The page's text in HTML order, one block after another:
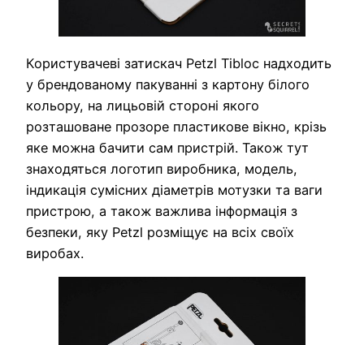
Користувачеві затискач Petzl Tibloc надходить
у брендованому пакуванні з картону білого
кольору, на лицьовій стороні якого
розташоване прозоре пластикове вікно, крізь
яке можна бачити сам пристрій. Також тут
знаходяться логотип виробника, модель,
індикація сумісних діаметрів мотузки та ваги
пристрою, а також важлива інформація з
безпеки, яку Petzl розміщує на всіх своїх
виробах.